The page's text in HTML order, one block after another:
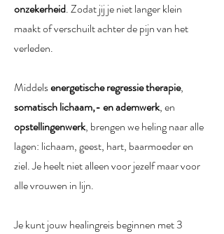
onzekerheid. Zodat jij je niet langer klein
maakt of verschuilt achter de pijn van het
verleden.
Middelsenergetische regressie therapie,
somatisch lichaam,- en ademwerk, en
opstellingenwerk, brengen we heling naar alle
lagen: lichaam, geest, hart, baarmoeder en
ziel. Je heelt niet alleen voor jezelf maar voor
alle vrouwen in lijn.
Je kunt jouw healingreis beginnen met 3